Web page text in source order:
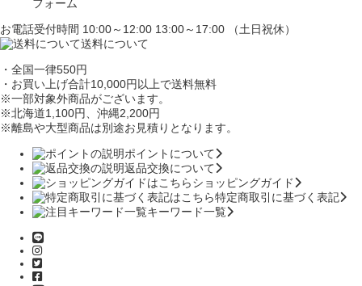
フォーム
お電話受付時間 10:00～12:00 13:00～17:00 （土日祝休）
送料について
・全国一律550円
・お買い上げ合計10,000円 以上で送料無料
※一部対象外商品がございます。
※北海道1,100円、沖縄2,200円
※離島や大型商品は別途お見積りとなります。
ポイントについて
返品交換について
ショッピングガイド
特定商取引に基づく表記
キーワード一覧